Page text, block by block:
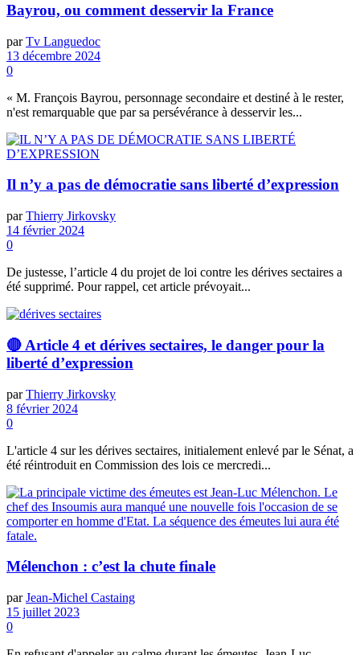
Bayrou, ou comment desservir la France
par Tv Languedoc
13 décembre 2024
0
« M. François Bayrou, personnage secondaire et destiné à le rester,
n'est remarquable que par sa persévérance à desservir les...
Il n’y a pas de démocratie sans liberté d’expression
par Thierry Jirkovsky
14 février 2024
0
De justesse, l’article 4 du projet de loi contre les dérives sectaires a
été supprimé. Pour rappel, cet article prévoyait...
🔴 Article 4 et dérives sectaires, le danger pour la
liberté d’expression
par Thierry Jirkovsky
8 février 2024
0
L'article 4 sur les dérives sectaires, initialement enlevé par le Sénat, a
été réintroduit en Commission des lois ce mercredi...
Mélenchon : c’est la chute finale
par Jean-Michel Castaing
15 juillet 2023
0